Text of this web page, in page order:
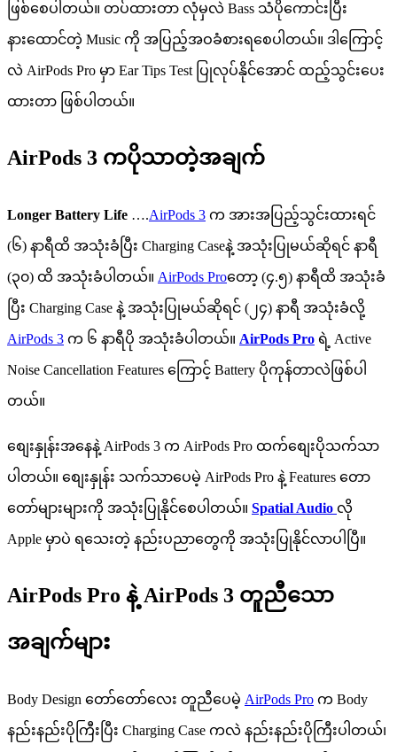
ဖြစ်စေပါတယ်။ တပ်ထားတာ လုံမှလဲ Bass သံပိုကောင်းပြီး
နားထောင်တဲ့ Music ကို အပြည့်အဝခံစားရစေပါတယ်။ ဒါကြောင့်
လဲ AirPods Pro မှာ Ear Tips Test ပြုလုပ်နိုင်အောင် ထည့်သွင်းပေး
ထားတာ ဖြစ်ပါတယ်။
AirPods 3 ကပိုသာတဲ့အချက်
Longer Battery Life ….AirPods 3 က အားအပြည့်သွင်းထားရင်
(၆) နာရီထိ အသုံးခံပြီး Charging Caseနဲ့ အသုံးပြုမယ်ဆိုရင် နာရီ
(၃၀) ထိ အသုံးခံပါတယ်။ AirPods Proတော့ (၄.၅) နာရီထိ အသုံးခံ
ပြီး Charging Case နဲ့ အသုံးပြုမယ်ဆိုရင် (၂၄) နာရီ အသုံးခံလို့
AirPods 3 က ၆ နာရီပို အသုံးခံပါတယ်။ AirPods Pro ရဲ့ Active
Noise Cancellation Features ကြောင့် Battery ပိုကုန်တာလဲဖြစ်ပါ
တယ်။
စျေးနှုန်းအနေနဲ့ AirPods 3 က AirPods Pro ထက်စျေးပိုသက်သာ
ပါတယ်။ စျေးနှုန်း သက်သာပေမဲ့ AirPods Pro နဲ့ Features တော
တော်များများကို အသုံးပြုနိုင်စေပါတယ်။ Spatial Audio လို
Apple မှာပဲ ရသေးတဲ့ နည်းပညာတွေကို အသုံးပြုနိုင်လာပါပြီ။
AirPods Pro နဲ့ AirPods 3 တူညီသော
အချက်များ
Body Design တော်တော်လေး တူညီပေမဲ့ AirPods Pro က Body
နည်းနည်းပိုကြီးပြီး Charging Case ကလဲ နည်းနည်းပိုကြီးပါတယ်၊